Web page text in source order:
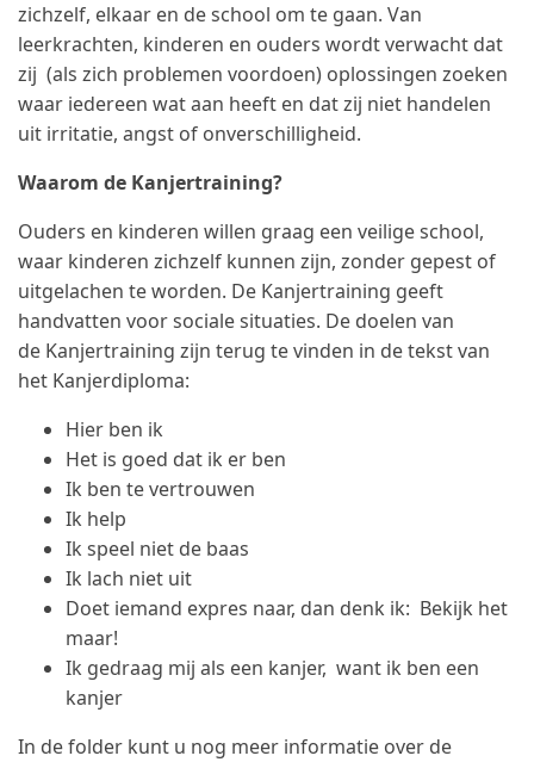
zichzelf, elkaar en de school om te gaan. Van
leerkrachten, kinderen en ouders wordt verwacht dat
zij (als zich problemen voordoen) oplossingen zoeken
waar iedereen wat aan heeft en dat zij niet handelen
uit irritatie, angst of onverschilligheid.
Waarom de Kanjertraining?
Ouders en kinderen willen graag een veilige school,
waar kinderen zichzelf kunnen zijn, zonder gepest of
uitgelachen te worden. De Kanjertraining geeft
handvatten voor sociale situaties. De doelen van
de Kanjertraining zijn terug te vinden in de tekst van
het Kanjerdiploma:
Hier ben ik
Het is goed dat ik er ben
Ik ben te vertrouwen
Ik help
Ik speel niet de baas
Ik lach niet uit
Doet iemand expres naar, dan denk ik: Bekijk het
maar!
Ik gedraag mij als een kanjer, want ik ben een
kanjer
In de folder kunt u nog meer informatie over de